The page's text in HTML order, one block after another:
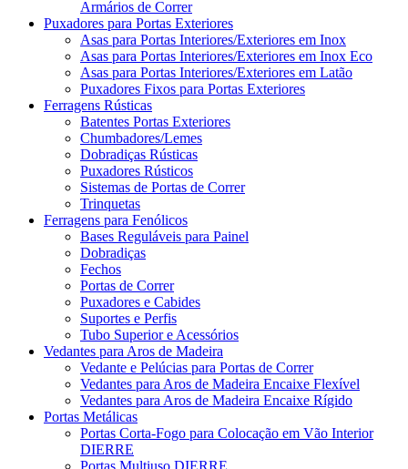
Armários de Correr
Puxadores para Portas Exteriores
Asas para Portas Interiores/Exteriores em Inox
Asas para Portas Interiores/Exteriores em Inox Eco
Asas para Portas Interiores/Exteriores em Latão
Puxadores Fixos para Portas Exteriores
Ferragens Rústicas
Batentes Portas Exteriores
Chumbadores/Lemes
Dobradiças Rústicas
Puxadores Rústicos
Sistemas de Portas de Correr
Trinquetas
Ferragens para Fenólicos
Bases Reguláveis para Painel
Dobradiças
Fechos
Portas de Correr
Puxadores e Cabides
Suportes e Perfis
Tubo Superior e Acessórios
Vedantes para Aros de Madeira
Vedante e Pelúcias para Portas de Correr
Vedantes para Aros de Madeira Encaixe Flexível
Vedantes para Aros de Madeira Encaixe Rígido
Portas Metálicas
Portas Corta-Fogo para Colocação em Vão Interior
DIERRE